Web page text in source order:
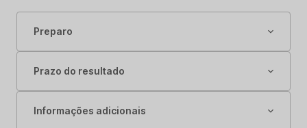
Preparo
Prazo do resultado
Informações adicionais